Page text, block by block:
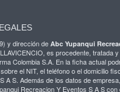
y dirección deAbc Yupanqui
es procedente, tratada
Colombia S.A. En la ficha actual
el NIT, el teléfono o el domicilio
A S. Además de los datos de
Recreacion Y Eventos S A S